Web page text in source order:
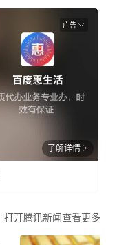
广告
了解详情
打开腾讯新闻查看更多